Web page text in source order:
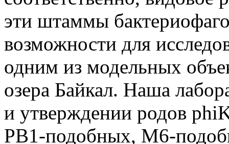
эти штаммы
возможности для
одним из модельных
озера Байкал. Наша
и утверждении родов
PB1-подобных, М6-